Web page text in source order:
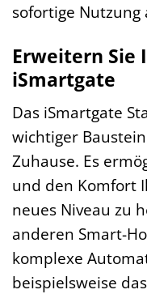
sofortige
Erweitern Sie
iSmartgate
Das iSmartgate
wichtiger
Zuhause. Es
und den Komfort
neues Niveau zu
anderen Smart-
komplexe
beispielsweise